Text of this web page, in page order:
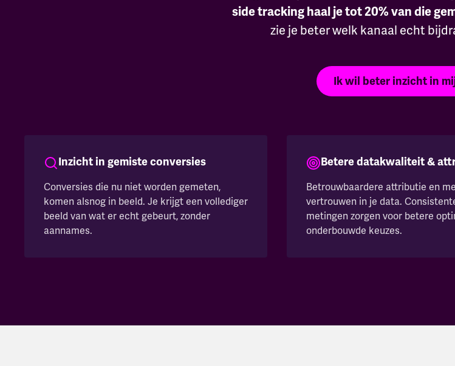
side tracking haal je tot 20% van die
zie je beter welk kanaal echt
Ik wil beter inzicht in
Inzicht in gemiste conversies
Conversies die nu niet worden gemeten,
komen alsnog in beeld. Je krijgt een vollediger
beeld van wat er echt gebeurt, zonder
aannames.
Betere datakwaliteit &
Betrouwbaardere attributie en
vertrouwen in je data.
metingen zorgen voor betere
onderbouwde keuzes.